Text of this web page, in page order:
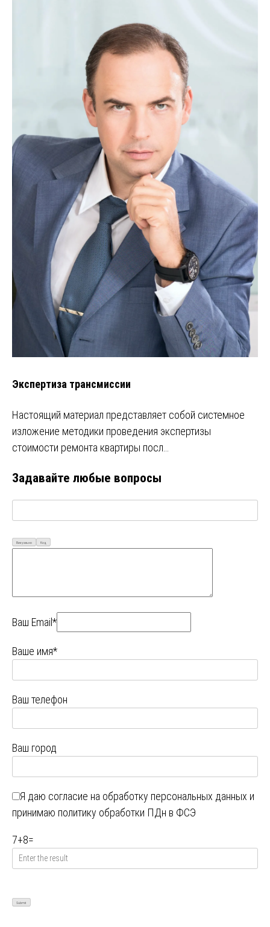
Экспертиза трансмиссии
Настоящий материал представляет собой системное
изложение методики проведения экспертизы
стоимости ремонта квартиры посл…
Задавайте любые вопросы
Визуально Код
Ваш Email*
Ваше имя*
Ваш телефон
Ваш город
Я даю согласие на обработку персональных данных и
принимаю политику обработки ПДн в ФСЭ
7+8=